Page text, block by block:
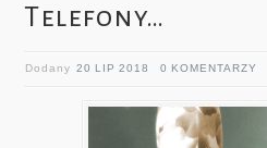
Telefony…
Dodany20 LIP 2018 0 KOMENTARZY